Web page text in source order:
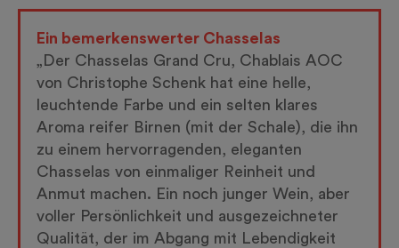
Ein bemerkenswerter Chasselas
„Der Chasselas Grand Cru, Chablais AOC
von Christophe Schenk hat eine helle,
leuchtende Farbe und ein selten klares
Aroma reifer Birnen (mit der Schale), die ihn
zu einem hervorragenden, eleganten
Chasselas von einmaliger Reinheit und
Anmut machen. Ein noch junger Wein, aber
voller Persönlichkeit und ausgezeichneter
Qualität, der im Abgang mit Lebendigkeit